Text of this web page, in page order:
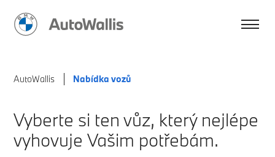
AutoWallis Nabídka vozů
Vyberte si ten vůz, který nejlépe
vyhovuje Vašim potřebám.